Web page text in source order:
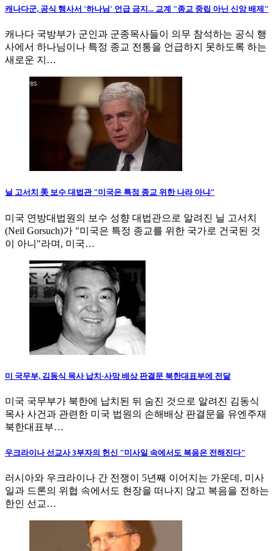
캐나다군, 공식 행사서 '하나님' 언급 금지... 교계 "종교 중립 아닌 신앙 배제"
캐나다 국방부가 군인과 군종목사들이 의무 참석하는 공식 행
사에서 하나님이나 특정 종교 전통을 언급하지 못하도록 하는
새로운 지…
닐 고서치 美 보수 대법관 "미국은 특정 종교 위한 나라 아냐"
미국 연방대법원의 보수 성향 대법관으로 알려진 닐 고서치
(Neil Gorsuch)가 "미국은 특정 종교를 위한 국가로 건국된 것
이 아니"라며, 미국…
미 국무부, 김동식 목사 납치·사망 배상 판결문 북한대표부에 전달
미국 국무부가 북한에 납치된 뒤 숨진 것으로 알려진 김동식
목사 사건과 관련한 미국 법원의 손해배상 판결문을 유엔주재
북한대표부…
우크라이나 선교사 3부자의 헌신 "미사일 속에서도 복음은 전해진다"
러시아와 우크라이나 간 전쟁이 5년째 이어지는 가운데, 미사
일과 드론의 위협 속에서도 현장을 떠나지 않고 복음을 전하는
한인 선교…